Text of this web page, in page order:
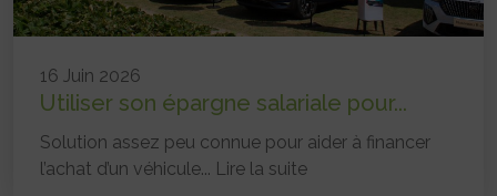
16 Juin 2026
Utiliser son épargne salariale pour...
Solution assez peu connue pour aider à financer
l’achat d’un véhicule... Lire la suite